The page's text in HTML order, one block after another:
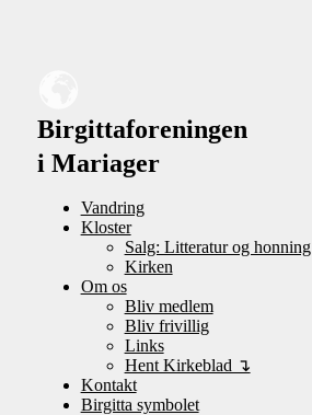
Birgittaforeningen
i Mariager
Vandring
Kloster
Salg: Litteratur og honning
Kirken
Om os
Bliv medlem
Bliv frivillig
Links
Hent Kirkeblad ↴
Kontakt
Birgitta symbolet